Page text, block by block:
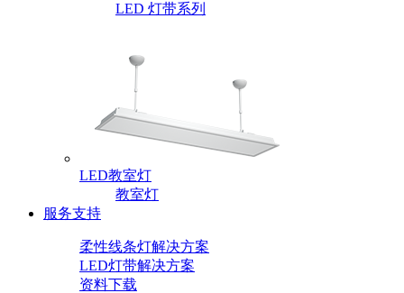
LED 灯带系列
LED教室灯
教室灯
服务支持
柔性线条灯解决方案
LED灯带解决方案
资料下载